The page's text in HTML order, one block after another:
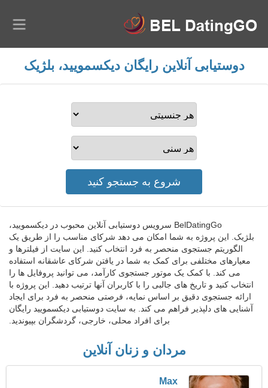
دوستیابی آنلاین رایگان دیکسمویید، بلژیک
BelDatingGo سرویس دوستیابی آنلاین محبوب در دیکسمویید،
بلژیک. این پروژه به شما امکان می دهد شرکای مناسب را از طریق یک
الگوریتم جستجوی منحصر به فرد انتخاب کنید. این سایت از فیلترها و
معیارهای مختلفی برای کمک به شما در یافتن شرکای عاشقانه استفاده
می کند. با کمک یک موتور جستجوی کارآمد، می توانید پروفایل ها را
انتخاب کنید و تاریخ های جالبی را با کاربران آنها ترتیب دهید. این پروژه با
ارائه جستجوی دقیق بر اساس نمایه، فرصتی منحصر به فرد برای ایجاد
آشنایی های دلپذیر فراهم می کند. به سایت دوستیابی دیکسمویید رایگان
برای افراد محلی، خارجی، گردشگران بپیوندید.
مردان و زنان آنلاین
Max